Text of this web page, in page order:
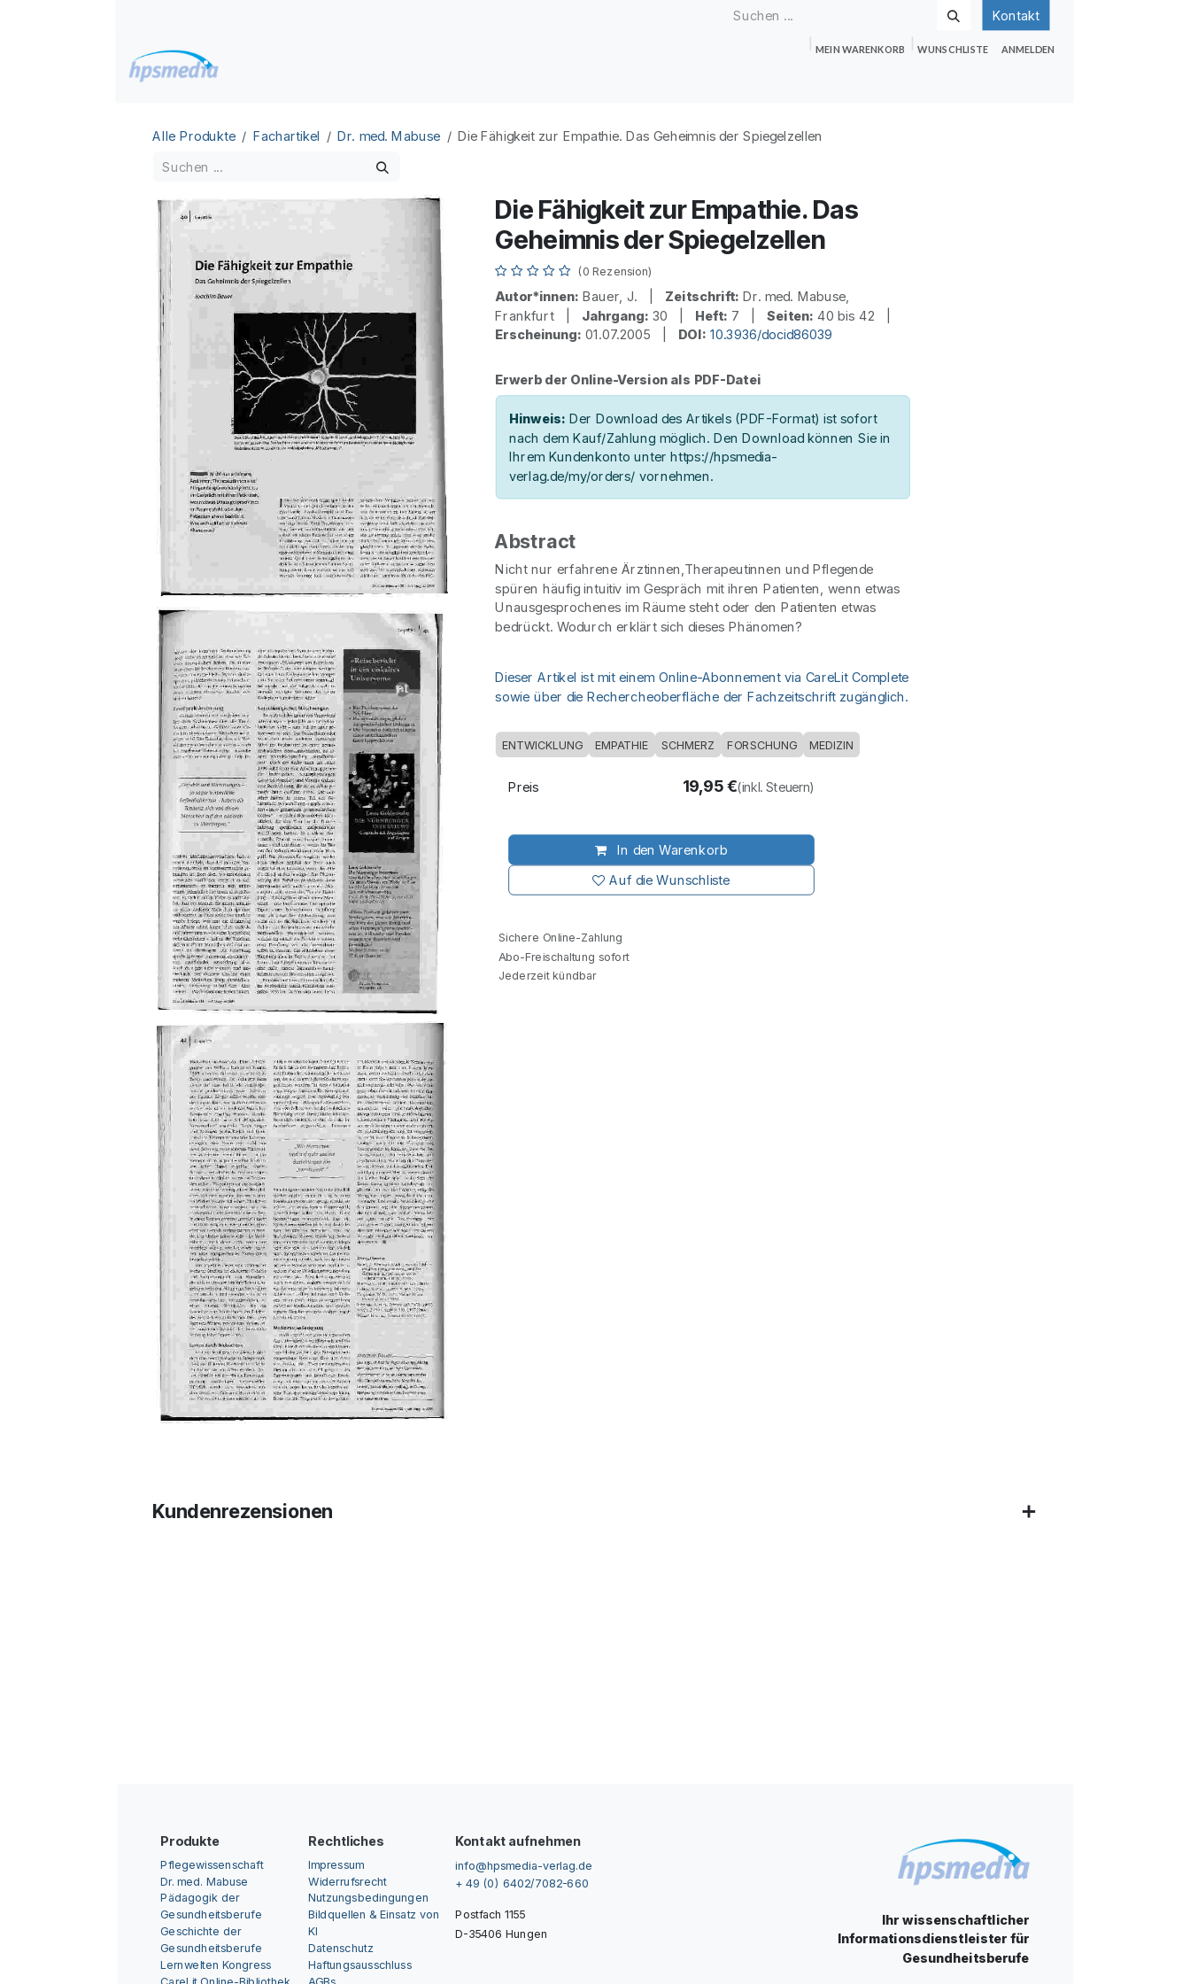
Kontakt
MEIN WARENKORB WUNSCHLISTE ANMELDEN
Alle Produkte Fachartikel Dr. med. Mabuse Die Fähigkeit zur Empathie. Das Geheimnis der Spiegelzellen
Die Fähigkeit zur Empathie. Das
Geheimnis der Spiegelzellen
(0 Rezension)
Autor*innen: Bauer, J. | Zeitschrift: Dr. med. Mabuse,
Frankfurt | Jahrgang: 30 | Heft: 7 |Seiten: 40 bis 42 |
Erscheinung: 01.07.2005 | DOI: 10.3936/docid86039
Erwerb der Online-Version als PDF-Datei
Hinweis: Der Download des Artikels (PDF-Format) ist sofort
nach dem Kauf/Zahlung möglich. Den Download können Sie in
Ihrem Kundenkonto unter https://hpsmedia-
verlag.de/my/orders/ vornehmen.
Abstract
Nicht nur erfahrene Ärztinnen,Therapeutinnen und Pflegende
spüren häufig intuitiv im Gespräch mit ihren Patienten, wenn etwas
Unausgesprochenes im Räume steht oder den Patienten etwas
bedrückt. Wodurch erklärt sich dieses Phänomen?
Dieser Artikel ist mit einem Online-Abonnement via CareLit Complete
sowie über die Rechercheoberfläche der Fachzeitschrift zugänglich.
ENTWICKLUNG EMPATHIE SCHMERZ FORSCHUNG MEDIZIN
In den Warenkorb
Auf die Wunschliste
Preis 19,95€(inkl. Steuern)
Sichere Online-Zahlung
Abo-Freischaltung sofort
Jederzeit kündbar
Kundenrezensionen
Produkte
Pflegewissenschaft
Dr. med. Mabuse
Pädagogik der
Gesundheitsberufe
Geschichte der
Gesundheitsberufe
Lernwelten Kongress
CareLit Online-Bibliothek
Rechtliches
Impressum
Widerrufsrecht
Nutzungsbedingungen
Bildquellen & Einsatz von
KI
Datenschutz
Haftungsausschluss
AGBs
Kontakt aufnehmen
info@hpsmedia-verlag.de
+ 49 (0) 6402/7082-660
Postfach 1155
D-35406 Hungen
Ihr wissenschaftlicher
Informationsdienstleister für
Gesundheitsberufe